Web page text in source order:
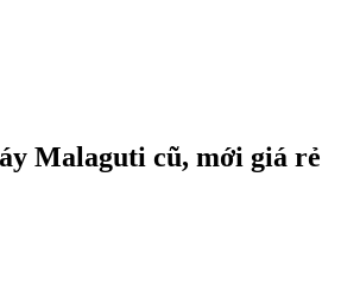
Malaguti cũ, mới giá rẻ